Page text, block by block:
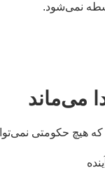
نمی‌شود.
می‌ماند